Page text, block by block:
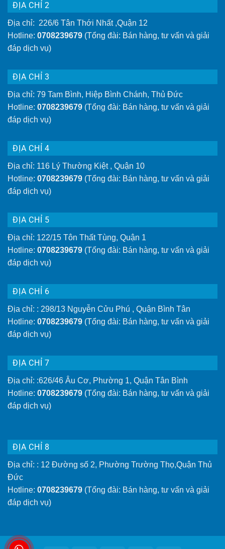
ĐỊA CHỈ 2
Địa chỉ: 226/6 Tân Thới Nhất ,Quận 12
Hotline: 0708239679 (Tổng đài: Bán hàng, tư vấn và giải
đáp dịch vụ)
ĐỊA CHỈ 3
Địa chỉ: 79 Tam Bình, Hiệp Bình Chánh, Thủ Đức
Hotline: 0708239679 (Tổng đài: Bán hàng, tư vấn và giải
đáp dịch vụ)
ĐỊA CHỈ 4
Địa chỉ: 116 Lý Thường Kiệt , Quận 10
Hotline: 0708239679 (Tổng đài: Bán hàng, tư vấn và giải
đáp dịch vụ)
ĐỊA CHỈ 5
Địa chỉ: 122/15 Tôn Thất Tùng, Quận 1
Hotline: 0708239679 (Tổng đài: Bán hàng, tư vấn và giải
đáp dịch vụ)
ĐỊA CHỈ 6
Địa chỉ: : 298/13 Nguyễn Cửu Phú , Quận Bình Tân
Hotline: 0708239679 (Tổng đài: Bán hàng, tư vấn và giải
đáp dịch vụ)
ĐỊA CHỈ 7
Địa chỉ: :626/46 Âu Cơ, Phường 1, Quận Tân Bình
Hotline: 0708239679 (Tổng đài: Bán hàng, tư vấn và giải
đáp dịch vụ)
ĐỊA CHỈ 8
Địa chỉ: : 12 Đường số 2, Phường Trường Thọ,Quận Thủ
Đức
Hotline: 0708239679 (Tổng đài: Bán hàng, tư vấn và giải
đáp dịch vụ)